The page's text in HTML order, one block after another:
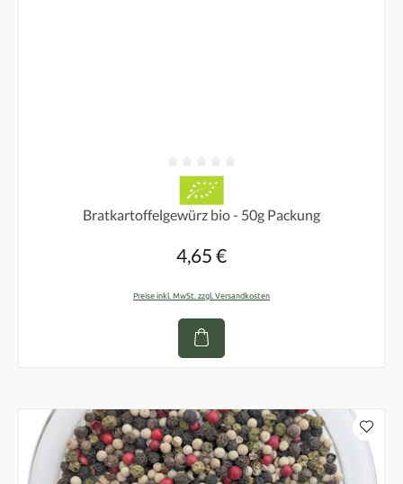
Durchschnittliche Bewertung von 0 von 5 Sternen
Bratkartoffelgewürz bio - 50g Packung
Regulärer Preis:
4,65 €
Preise inkl. MwSt. zzgl. Versandkosten